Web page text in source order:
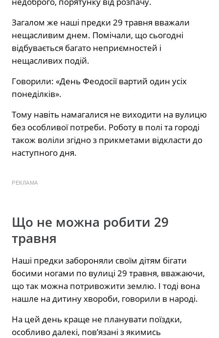
Загалом же наші предки 29 травня вважали
нещасливим днем. Помічали, що сьогодні
відбувається багато неприємностей і
нещасливих подій.
Говорили: «День Феодосії вартий один усіх
понеділків».
Тому навіть намагалися не виходити на вулицю
без особливої потреби. Роботу в полі та городі
також воліли згідно з прикметами відкласти до
наступного дня.
РЕКЛАМА
Що не можна робити 29
травня
Наші предки забороняли своїм дітям бігати
босими ногами по вулиці 29 травня, вважаючи,
що так можна потривожити землю. І тоді вона
нашле на дитину хвороби, говорили в народі.
На цей день краще не планувати поїздки,
особливо далекі, пов’язані з якимись